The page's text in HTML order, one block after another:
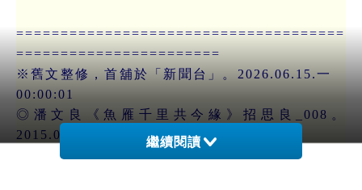
=====================================
=======================
※舊文整修，首舖於「新聞台」。2026.06.15.一
00:00:01
◎潘文良《魚雁千里共今緣》招思良_008。
2015.03.21.六 10:58:00
繼續閱讀